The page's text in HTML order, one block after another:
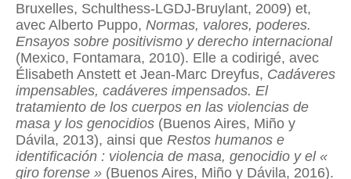
Bruxelles, Schulthess-LGDJ-Bruylant, 2009) et,
avec Alberto Puppo, Normas, valores, poderes.
Ensayos sobre positivismo y derecho internacional
(Mexico, Fontamara, 2010). Elle a codirigé, avec
Élisabeth Anstett et Jean-Marc Dreyfus, Cadáveres
impensables, cadáveres impensados. El
tratamiento de los cuerpos en las violencias de
masa y los genocidios (Buenos Aires, Miño y
Dávila, 2013), ainsi que Restos humanos e
identificación : violencia de masa, genocidio y el «
giro forense » (Buenos Aires, Miño y Dávila, 2016).